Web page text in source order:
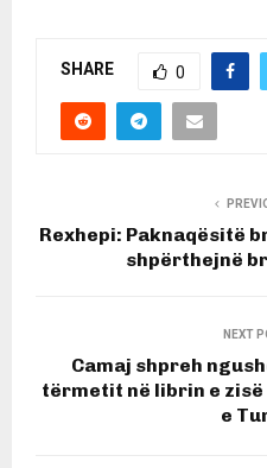
SHARE 0
Rexhepi: Paknaqësitë
shpërthejnë
NEXT
Camaj shpreh
tërmetit në librin e zisë
e